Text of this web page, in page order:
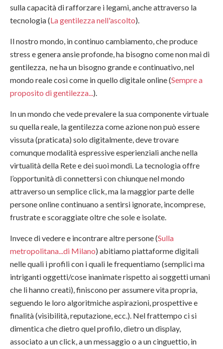
sulla capacità di rafforzare i legami, anche attraverso la
tecnologia (La gentilezza nell'ascolto).
Il nostro mondo, in continuo cambiamento, che produce
stress e genera ansie profonde, ha bisogno come non mai di
gentilezza, ne ha un bisogno grande e continuativo, nel
mondo reale così come in quello digitale online (Sempre a
proposito di gentilezza...).
In un mondo che vede prevalere la sua componente virtuale
su quella reale, la gentilezza come azione non può essere
vissuta (praticata) solo digitalmente, deve trovare
comunque modalità espressive esperienziali anche nella
virtualità della Rete e dei suoi mondi. La tecnologia offre
l’opportunità di connettersi con chiunque nel mondo
attraverso un semplice click, ma la maggior parte delle
persone online continuano a sentirsi ignorate, incomprese,
frustrate e scoraggiate oltre che sole e isolate.
Invece di vedere e incontrare altre persone (Sulla
metropolitana...di Milano) abitiamo piattaforme digitali
nelle quali i profili con i quali le frequentiamo (semplici ma
intriganti oggetti/cose inanimate rispetto ai soggetti umani
che li hanno creati), finiscono per assumere vita propria,
seguendo le loro algoritmiche aspirazioni, prospettive e
finalità (visibilità, reputazione, ecc.). Nel frattempo ci si
dimentica che dietro quel profilo, dietro un display,
associato a un click, a un messaggio o a un cinguettio, in